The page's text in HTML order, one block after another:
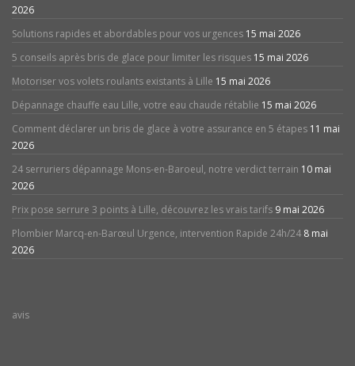
2026
Solutions rapides et abordables pour vos urgences 15 mai 2026
5 conseils après bris de glace pour limiter les risques 15 mai 2026
Motoriser vos volets roulants existants à Lille 15 mai 2026
Dépannage chauffe eau Lille, votre eau chaude rétablie 15 mai 2026
Comment déclarer un bris de glace à votre assurance en 5 étapes 11 mai
2026
24 serruriers dépannage Mons-en-Baroeul, notre verdict terrain 10 mai
2026
Prix pose serrure 3 points à Lille, découvrez les vrais tarifs 9 mai 2026
Plombier Marcq-en-Barœul Urgence, intervention Rapide 24h/24 8 mai
2026
avis